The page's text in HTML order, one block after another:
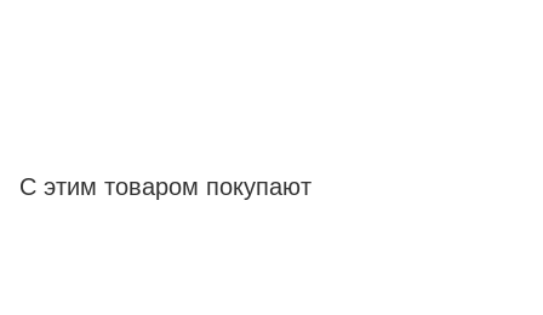
С этим товаром покупают